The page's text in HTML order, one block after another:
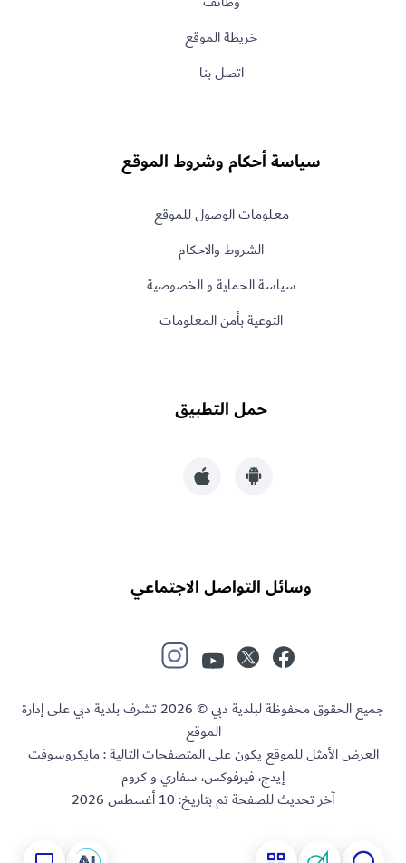
خريطة الموقع
اتصل بنا
سياسة أحكام وشروط الموقع
معـلومات الوصول للموقع
الشروط والاحكام
سياسة الحماية و الخصوصية
التوعية بأمن المعلومات
حمل التطبيق
وسائل التواصل الاجتماعي
جميع الحقوق محفوظة لبلدية دبي © 2026 تشرف بلدية دبي على إدارة
الموقع
العرض الأمثل للموقع يكون على المتصفحات التالية : مايكروسوفت
إيدج، فيرفوكس، سفاري و كروم
آخر تحديث للصفحة تم بتاريخ:10 أغسطس 2026